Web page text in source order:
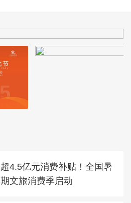
超4.5亿元消费补贴！全国暑
期文旅消费季启动